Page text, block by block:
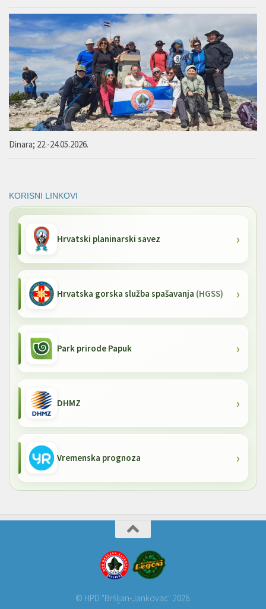
Dinara; 22.-24.05.2026.
KORISNI LINKOVI
Hrvatski planinarski savez
Hrvatska gorska služba spašavanja (HGSS)
Park prirode Papuk
DHMZ
Vremenska prognoza
© HPD "Bršljan-Jankovac" 2026.